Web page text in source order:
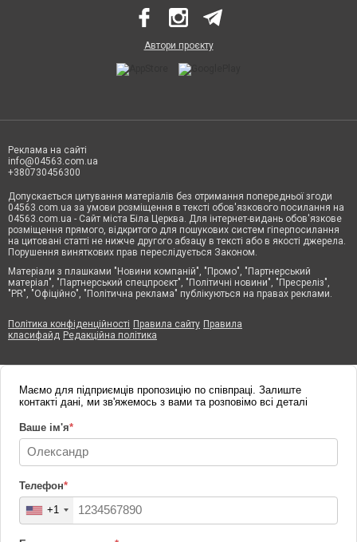
Автори проєкту
Реклама на сайті
info@04563.com.ua
+380730456300
Допускається цитування матеріалів без отримання попередньої згоди
04563.com.ua за умови розміщення в тексті обов'язкового посилання на
04563.com.ua - Сайт міста Біла Церква. Для інтернет-видань обов'язкове
розміщення прямого, відкритого для пошукових систем гіперпосилання
на цитовані статті не нижче другого абзацу в тексті або в якості джерела.
Порушення виняткових прав переслідується Законом.
Матеріали з плашками "Новини компаній", "Промо", "Партнерський
матеріал", "Партнерський спецпроєкт", "Політичні новини", "Пресреліз",
"PR", "Офіційно", "Політична реклама" публікуються на правах реклами.
Політика конфіденційності Правила сайту Правила
класифайд Редакційна політика
Маємо для підприємців пропозицію по співпраці. Залиште
контакті дані, ми зв'яжемось з вами та розповімо всі деталі
Ваше ім'я*
Телефон*
+1